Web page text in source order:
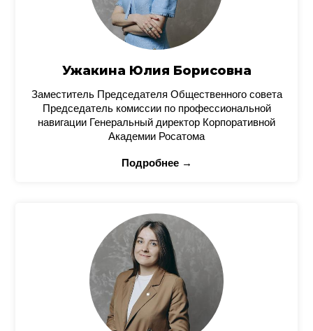
Ужакина Юлия Борисовна
Заместитель Председателя Общественного совета
Председатель комиссии по профессиональной
навигации Генеральный директор Корпоративной
Академии Росатома
Подробнее →